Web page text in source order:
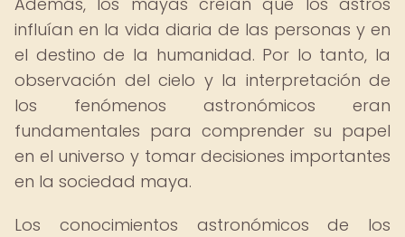
influían en la vida diaria de las personas y en
el destino de la humanidad. Por lo tanto, la
observación del cielo y la interpretación de
los fenómenos astronómicos eran
fundamentales para comprender su papel
en el universo y tomar decisiones importantes
en la sociedad maya.
Los conocimientos astronómicos de los